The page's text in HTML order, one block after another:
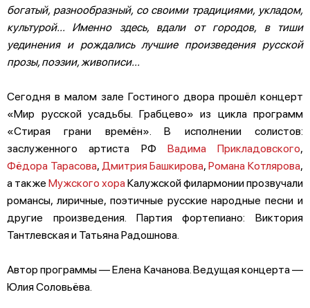
богатый, разнообразный, со своими традициями, укладом,
культурой... Именно здесь, вдали от городов, в тиши
уединения и рождались лучшие произведения русской
прозы, поэзии, живописи...
Сегодня в малом зале Гостиного двора прошёл концерт
«Мир русской усадьбы. Грабцево» из цикла программ
«Стирая грани времён». В исполнении солистов:
заслуженного артиста РФ Вадима Прикладовского,
Фёдора Тарасова, Дмитрия Башкирова,Романа Котлярова,
а такжеМужского хораКалужской филармонии прозвучали
романсы, лиричные, поэтичные русские народные песни и
другие произведения. Партия фортепиано: Виктория
Тантлевская и Татьяна Радошнова.
Автор программы — Елена Качанова. Ведущая концерта —
Юлия Соловьёва.